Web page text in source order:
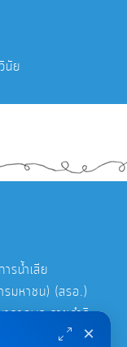
นัย
รน้ำเสีย
รมหาชน) (สรอ.)
จากพระราชดำริ
×